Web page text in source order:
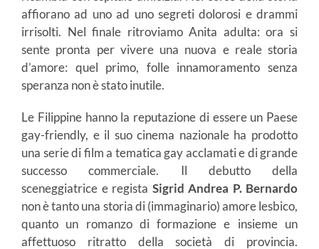
affiorano ad uno ad uno segreti dolorosi e drammi
irrisolti. Nel finale ritroviamo Anita adulta: ora si
sente pronta per vivere una nuova e reale storia
d’amore: quel primo, folle innamoramento senza
speranza non è stato inutile.
Le Filippine hanno la reputazione di essere un Paese
gay-friendly, e il suo cinema nazionale ha prodotto
una serie di film a tematica gay acclamati e di grande
successo commerciale. Il debutto della
sceneggiatrice e regista Sigrid Andrea P. Bernardo
non è tanto una storia di (immaginario) amore lesbico,
quanto un romanzo di formazione e insieme un
affettuoso ritratto della società di provincia.